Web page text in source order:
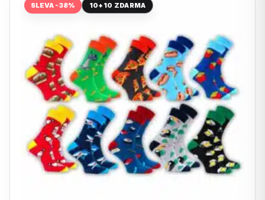
SLEVA -38% 10+10 ZDARMA